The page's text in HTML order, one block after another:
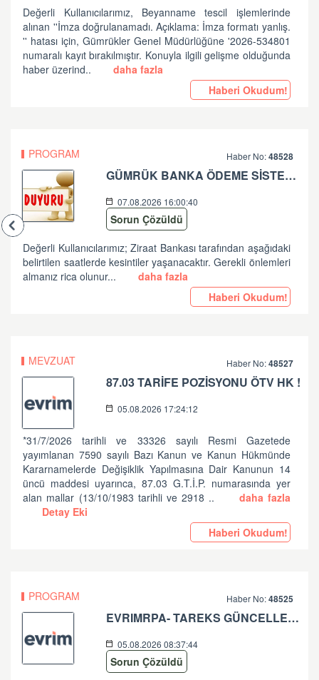
Değerli Kullanıcılarımız, Beyanname tescil işlemlerinde
alınan ''İmza doğrulanamadı. Açıklama: İmza formatı yanlış.
'' hatası için, Gümrükler Genel Müdürlüğüne '2026-534801
numaralı kayıt bırakılmıştır. Konuyla ilgili gelişme olduğunda
haber üzerind..
daha fazla
Haberi Okudum!
PROGRAM Haber No:48528
GÜMRÜK BANKA ÖDEME SİSTEMLERİ ZİRAAT BANKASI PLANLI ÇALIŞMA HK
07.08.2026 16:00:40
Sorun Çözüldü
Değerli Kullanıcılarımız; Ziraat Bankası tarafından aşağıdaki
belirtilen saatlerde kesintiler yaşanacaktır. Gerekli önlemleri
almanız rica olunur...
daha fazla
Haberi Okudum!
MEVZUAT Haber No:48527
87.03 TARİFE POZİSYONU ÖTV HK !
05.08.2026 17:24:12
*31/7/2026 tarihli ve 33326 sayılı Resmi Gazetede
yayımlanan 7590 sayılı Bazı Kanun ve Kanun Hükmünde
Kararnamelerde Değişiklik Yapılmasına Dair Kanunun 14
üncü maddesi uyarınca, 87.03 G.T.İ.P. numarasında yer
alan mallar (13/10/1983 tarihli ve 2918 ..
daha fazla
Detay Eki
Haberi Okudum!
PROGRAM Haber No:48525
EVRIMRPA- TAREKS GÜNCELLEMESI HAKKINDA (V: 11.50.2.6 BU VERSIYONDA EVRIMRPA- TAREKS MODULÜNDE GÜNCELLEME YAPILMIŞTIR. )
05.08.2026 08:37:44
Sorun Çözüldü